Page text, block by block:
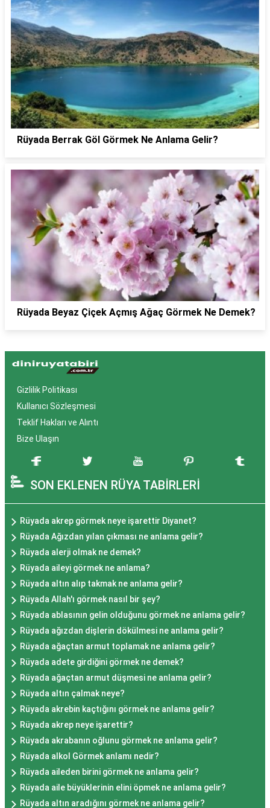
Rüyada Berrak Göl Görmek Ne Anlama Gelir?
Rüyada Beyaz Çiçek Açmış Ağaç Görmek Ne Demek?
Gizlilik Politikası
Kullanıcı Sözleşmesi
Teklif Hakları ve Alıntı
Bize Ulaşın
SON EKLENEN RÜYA TABİRLERİ
Rüyada akrep görmek neye işarettir Diyanet?
Rüyada Ağızdan yılan çıkması ne anlama gelir?
Rüyada alerji olmak ne demek?
Rüyada aileyi görmek ne anlama?
Rüyada altın alıp takmak ne anlama gelir?
Rüyada Allah'ı görmek nasıl bir şey?
Rüyada ablasının gelin olduğunu görmek ne anlama gelir?
Rüyada ağızdan dişlerin dökülmesi ne anlama gelir?
Rüyada ağaçtan armut toplamak ne anlama gelir?
Rüyada adete girdiğini görmek ne demek?
Rüyada ağaçtan armut düşmesi ne anlama gelir?
Rüyada altın çalmak neye?
Rüyada akrebin kaçtığını görmek ne anlama gelir?
Rüyada akrep neye işarettir?
Rüyada akrabanın oğlunu görmek ne anlama gelir?
Rüyada alkol Görmek anlamı nedir?
Rüyada aileden birini görmek ne anlama gelir?
Rüyada aile büyüklerinin elini öpmek ne anlama gelir?
Rüyada altın aradığını görmek ne anlama gelir?